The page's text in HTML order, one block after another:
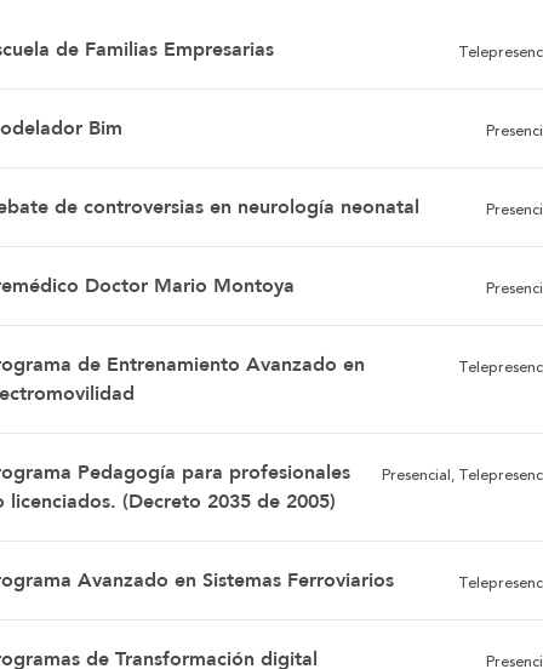
de Familias Empresarias
Bim
de controversias en neurología neonatal
Doctor Mario Montoya
de Entrenamiento Avanzado en
Presencial,
Pedagogía para profesionales
licenciados. (Decreto 2035 de 2005)
Avanzado en Sistemas Ferroviarios
de Transformación digital